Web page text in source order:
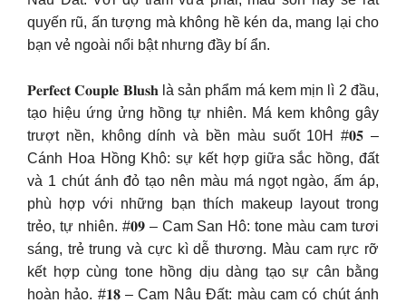
quyến rũ, ấn tượng mà không hề kén da, mang lại cho
bạn vẻ ngoài nổi bật nhưng đầy bí ẩn.
𝐏𝐞𝐫𝐟𝐞𝐜𝐭 𝐂𝐨𝐮𝐩𝐥𝐞 𝐁𝐥𝐮𝐬𝐡 là sản phẩm má kem mịn lì 2 đầu,
tạo hiệu ứng ửng hồng tự nhiên. Má kem không gây
trượt nền, không dính và bền màu suốt 10H #𝟎𝟓 –
Cánh Hoa Hồng Khô: sự kết hợp giữa sắc hồng, đất
và 1 chút ánh đỏ tạo nên màu má ngọt ngào, ấm áp,
phù hợp với những bạn thích makeup layout trong
trẻo, tự nhiên. #𝟎𝟗 – Cam San Hô: tone màu cam tươi
sáng, trẻ trung và cực kì dễ thương. Màu cam rực rỡ
kết hợp cùng tone hồng dịu dàng tạo sự cân bằng
hoàn hảo. #𝟏𝟖 – Cam Nâu Đất: màu cam có chút ánh